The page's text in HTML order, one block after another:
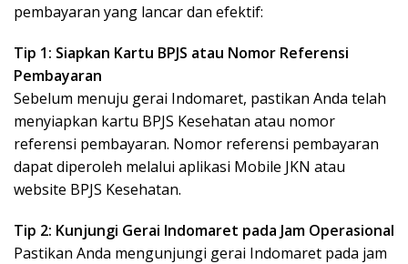
pembayaran yang lancar dan efektif:
Tip 1: Siapkan Kartu BPJS atau Nomor Referensi
Pembayaran
Sebelum menuju gerai Indomaret, pastikan Anda telah
menyiapkan kartu BPJS Kesehatan atau nomor
referensi pembayaran. Nomor referensi pembayaran
dapat diperoleh melalui aplikasi Mobile JKN atau
website BPJS Kesehatan.
Tip 2: Kunjungi Gerai Indomaret pada Jam Operasional
Pastikan Anda mengunjungi gerai Indomaret pada jam